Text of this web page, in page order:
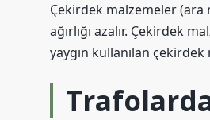
Çekirdek malzemeler (ara
ağırlığı azalır. Çekirdek
yaygın kullanılan